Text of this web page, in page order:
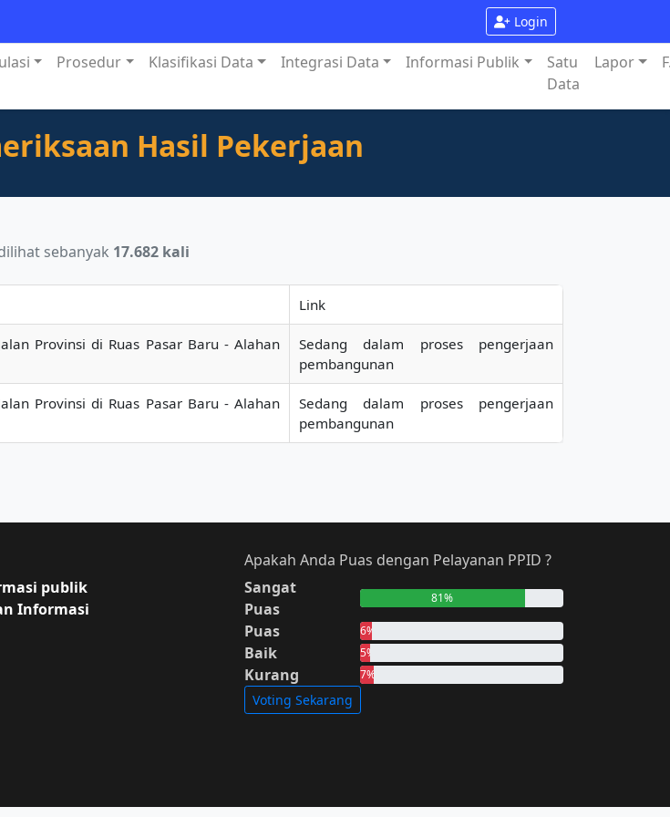
Login
Prosedur Klasifikasi Data Integrasi Data Informasi Publik
Satu
Data
Lapor
Hasil Pekerjaan
sebanyak 17.682 kali
Link
Provinsi di Ruas Pasar Baru - Alahan
Sedang dalam proses pengerjaan
pembangunan
Provinsi di Ruas Pasar Baru - Alahan
Sedang dalam proses pengerjaan
pembangunan
publik
Informasi
Apakah Anda Puas dengan Pelayanan PPID ?
Sangat
Puas
81%
Puas 6%
Baik 5%
Kurang 7%
Voting Sekarang